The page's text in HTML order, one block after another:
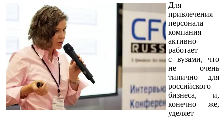
Для
привлечения
персонала
компания
активно
работает
с вузами, что
не очень
типично для
российского
бизнеса, и,
конечно же,
уделяет